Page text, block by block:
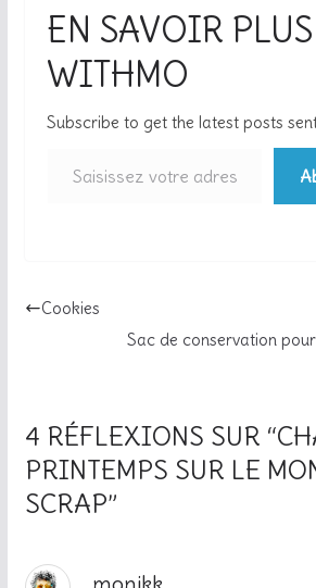
EN SAVOIR
WITHMO
Subscribe to get the latest posts
Cookies
Sac de conservation
4 RÉFLEXIONS SUR “
PRINTEMPS SUR LE
SCRAP”